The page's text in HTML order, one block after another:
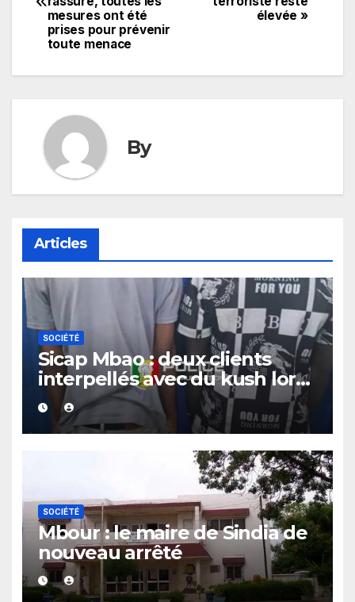
l’article
élevée »
mesures ont été
prises pour prévenir
toute menace
By
Articles
SOCIÉTÉ
Sicap Mbao : deux clients
interpellés avec du kush lors
d’un contrôle de police dans
un bar
SOCIÉTÉ
Mbour : le maire de Sindia de
nouveau arrêté